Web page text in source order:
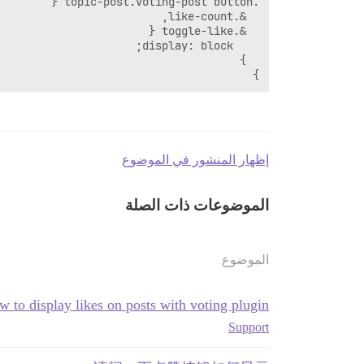
}
إظهار المنشور في الموضوع
الموضوعات ذات الصلة
الموضوع
to display likes on posts with voting plugin?
Support